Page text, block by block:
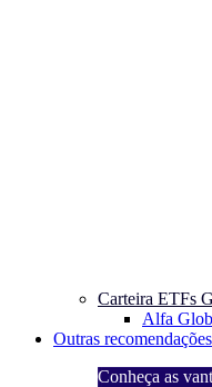
Carteira ETFs
Alfa
Outras recomendações
Conheça as